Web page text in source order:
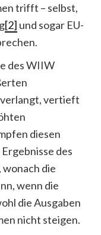
trifft – selbst,
[2] und sogar EU-
des WIIW
verlangt, vertieft
diesen
des
wonach die
wenn die
die Ausgaben
nicht steigen.